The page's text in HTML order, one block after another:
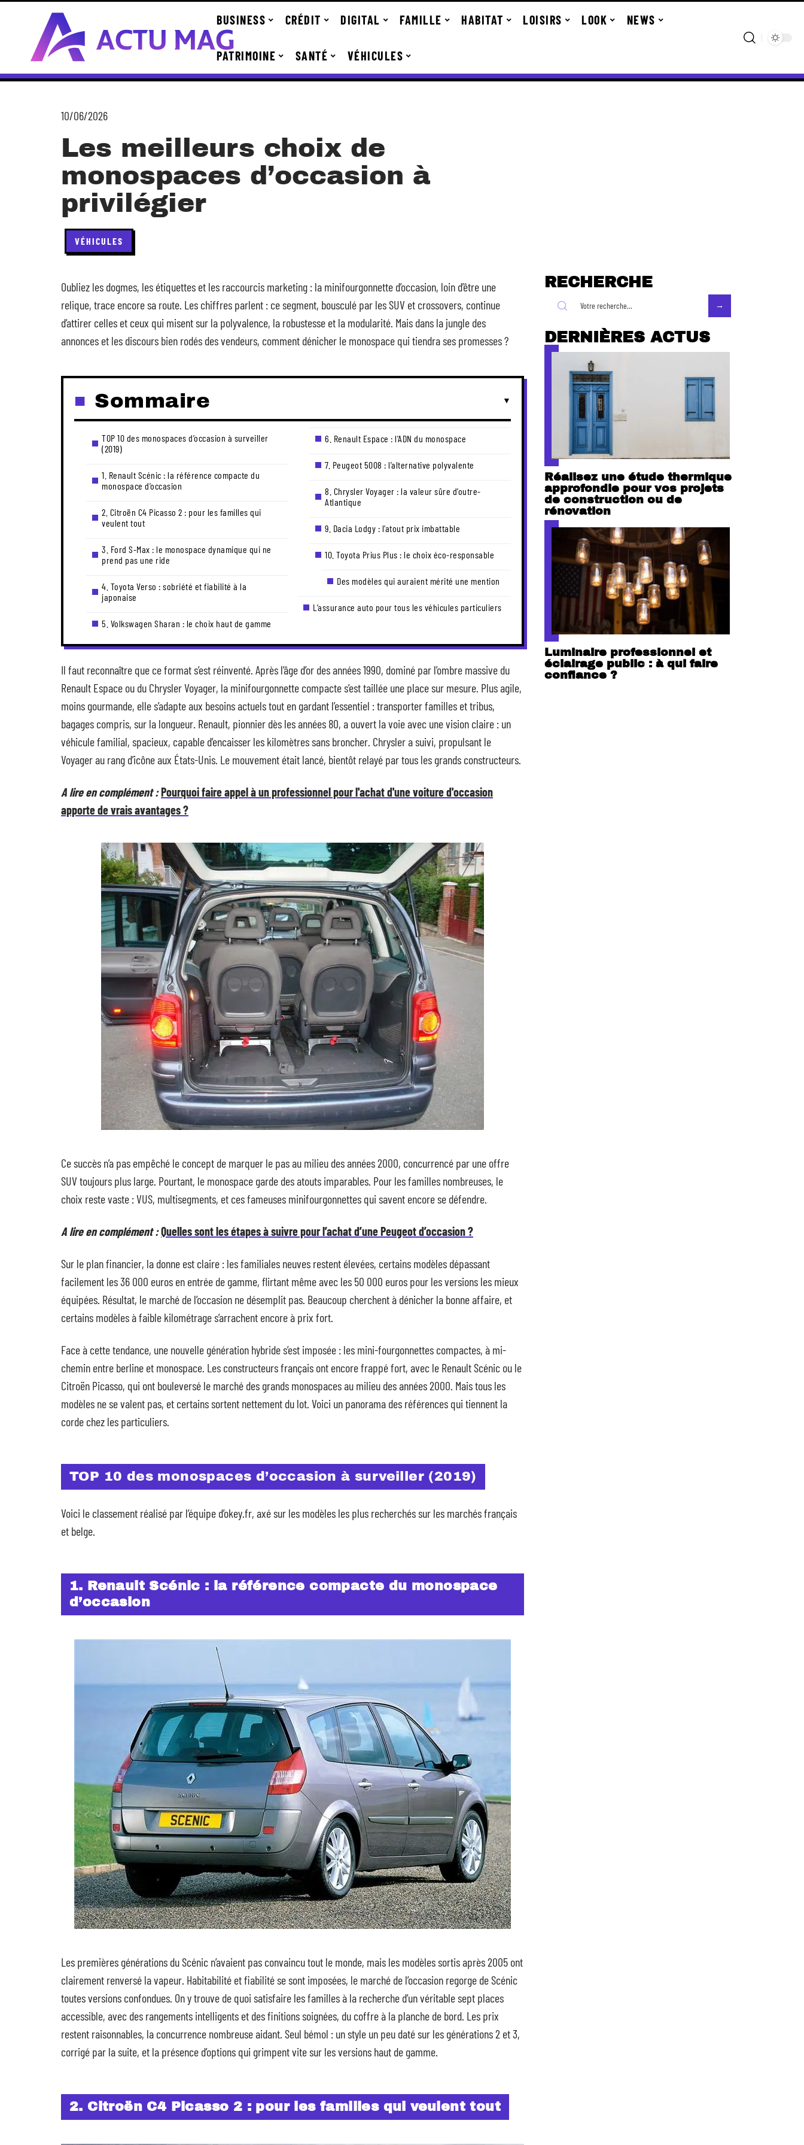
BUSINESS CRÉDIT DIGITAL FAMILLE HABITAT LOISIRS LOOK NEWS
PATRIMOINE SANTÉ VÉHICULES
10/06/2026
Les meilleurs choix de
monospaces d’occasion à
privilégier
VÉHICULES
Oubliez les dogmes, les étiquettes et les raccourcis marketing : la minifourgonnette d’occasion, loin d’être une
relique, trace encore sa route. Les chiffres parlent : ce segment, bousculé par les SUV et crossovers, continue
d’attirer celles et ceux qui misent sur la polyvalence, la robustesse et la modularité. Mais dans la jungle des
annonces et les discours bien rodés des vendeurs, comment dénicher le monospace qui tiendra ses promesses ?
Sommaire
TOP 10 des monospaces d’occasion à surveiller
(2019)
1. Renault Scénic : la référence compacte du
monospace d’occasion
2. Citroën C4 Picasso 2 : pour les familles qui
veulent tout
3. Ford S-Max : le monospace dynamique qui ne
prend pas une ride
4. Toyota Verso : sobriété et fiabilité à la
japonaise
5. Volkswagen Sharan : le choix haut de gamme
6. Renault Espace : l’ADN du monospace
7. Peugeot 5008 : l’alternative polyvalente
8. Chrysler Voyager : la valeur sûre d’outre-
Atlantique
9. Dacia Lodgy : l’atout prix imbattable
10. Toyota Prius Plus : le choix éco-responsable
Des modèles qui auraient mérité une mention
L’assurance auto pour tous les véhicules particuliers
Il faut reconnaître que ce format s’est réinventé. Après l’âge d’or des années 1990, dominé par l’ombre massive du
Renault Espace ou du Chrysler Voyager, la minifourgonnette compacte s’est taillée une place sur mesure. Plus agile,
moins gourmande, elle s’adapte aux besoins actuels tout en gardant l’essentiel : transporter familles et tribus,
bagages compris, sur la longueur. Renault, pionnier dès les années 80, a ouvert la voie avec une vision claire : un
véhicule familial, spacieux, capable d’encaisser les kilomètres sans broncher. Chrysler a suivi, propulsant le
Voyager au rang d’icône aux États-Unis. Le mouvement était lancé, bientôt relayé par tous les grands constructeurs.
A lire en complément :Pourquoi faire appel à un professionnel pour l'achat d'une voiture d'occasion
apporte de vrais avantages ?
Ce succès n’a pas empêché le concept de marquer le pas au milieu des années 2000, concurrencé par une offre
SUV toujours plus large. Pourtant, le monospace garde des atouts imparables. Pour les familles nombreuses, le
choix reste vaste : VUS, multisegments, et ces fameuses minifourgonnettes qui savent encore se défendre.
A lire en complément :Quelles sont les étapes à suivre pour l’achat d’une Peugeot d’occasion ?
Sur le plan financier, la donne est claire : les familiales neuves restent élevées, certains modèles dépassant
facilement les 36 000 euros en entrée de gamme, flirtant même avec les 50 000 euros pour les versions les mieux
équipées. Résultat, le marché de l’occasion ne désemplit pas. Beaucoup cherchent à dénicher la bonne affaire, et
certains modèles à faible kilométrage s’arrachent encore à prix fort.
Face à cette tendance, une nouvelle génération hybride s’est imposée : les mini-fourgonnettes compactes, à mi-
chemin entre berline et monospace. Les constructeurs français ont encore frappé fort, avec le Renault Scénic ou le
Citroën Picasso, qui ont bouleversé le marché des grands monospaces au milieu des années 2000. Mais tous les
modèles ne se valent pas, et certains sortent nettement du lot. Voici un panorama des références qui tiennent la
corde chez les particuliers.
TOP 10 des monospaces d’occasion à surveiller (2019)
Voici le classement réalisé par l’équipe d’okey.fr, axé sur les modèles les plus recherchés sur les marchés français
et belge.
1. Renault Scénic : la référence compacte du monospace
d’occasion
Les premières générations du Scénic n’avaient pas convaincu tout le monde, mais les modèles sortis après 2005 ont
clairement renversé la vapeur. Habitabilité et fiabilité se sont imposées, le marché de l’occasion regorge de Scénic
toutes versions confondues. On y trouve de quoi satisfaire les familles à la recherche d’un véritable sept places
accessible, avec des rangements intelligents et des finitions soignées, du coffre à la planche de bord. Les prix
restent raisonnables, la concurrence nombreuse aidant. Seul bémol : un style un peu daté sur les générations 2 et 3,
corrigé par la suite, et la présence d’options qui grimpent vite sur les versions haut de gamme.
2. Citroën C4 Picasso 2 : pour les familles qui veulent tout
RECHERCHE
DERNIÈRES ACTUS
Réalisez une étude thermique
approfondie pour vos projets
de construction ou de
rénovation
Luminaire professionnel et
éclairage public : à qui faire
confiance ?